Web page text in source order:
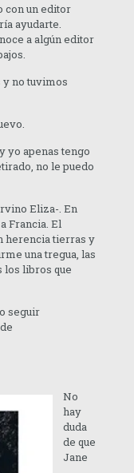
un editor
ayudarte.
a algún editor
no tuvimos
apenas tengo
no le puedo
Eliza-. En
Francia. El
herencia tierras y
una tregua, las
los libros que
seguir
No
hay
duda
de que
Jane